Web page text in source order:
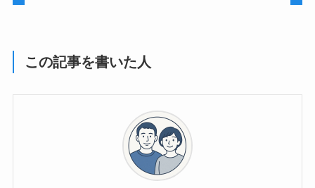
この記事を書いた人